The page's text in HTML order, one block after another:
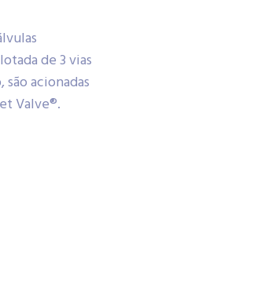
de 3 vias
acionadas
Valve®.